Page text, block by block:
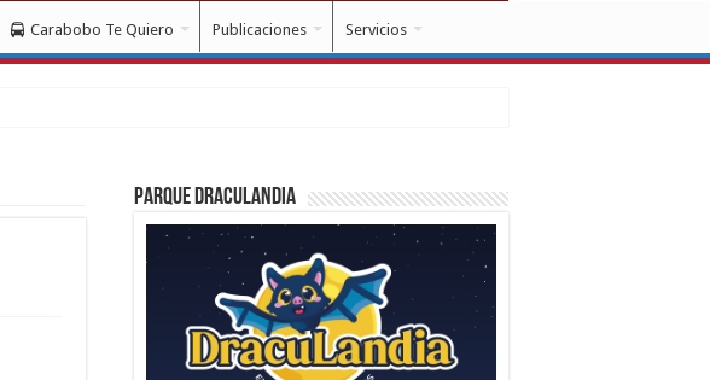
Carabobo Te Quiero Publicaciones Servicios
Parque Draculandia